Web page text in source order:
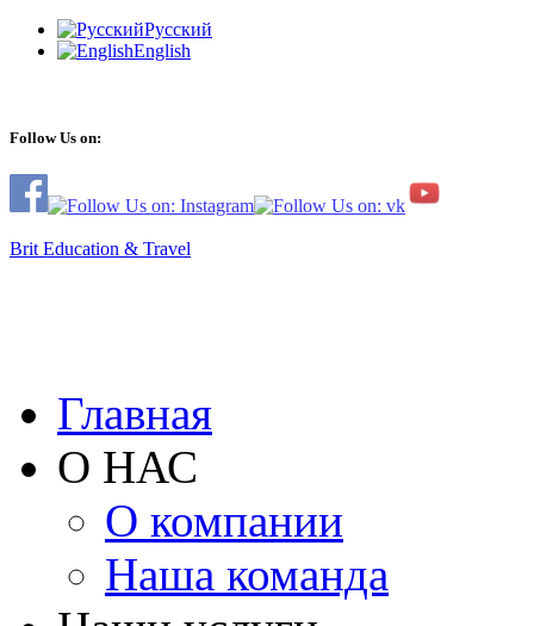
Русский
English
Follow Us on:
Brit Education & Travel
Главная
О НАС
О компании
Наша команда